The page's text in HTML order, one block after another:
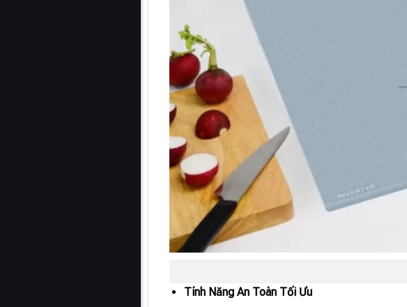
Tính Năng An Toàn Tối Ưu